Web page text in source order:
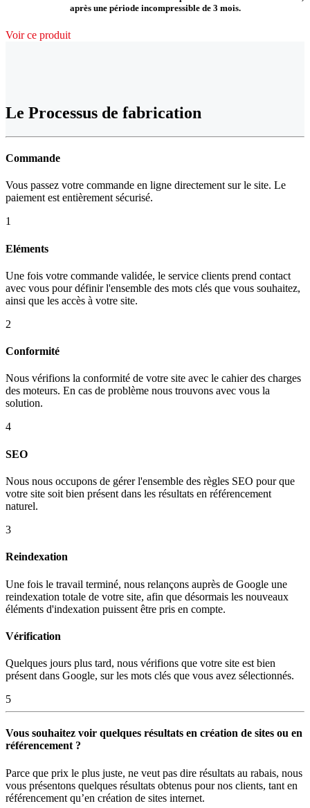
après une période incompressible de 3 mois.
Voir ce produit
Le Processus de fabrication
Commande
Vous passez votre commande en ligne directement sur le site. Le
paiement est entièrement sécurisé.
1
Eléments
Une fois votre commande validée, le service clients prend contact
avec vous pour définir l'ensemble des mots clés que vous souhaitez,
ainsi que les accès à votre site.
2
Conformité
Nous vérifions la conformité de votre site avec le cahier des charges
des moteurs. En cas de problème nous trouvons avec vous la
solution.
4
SEO
Nous nous occupons de gérer l'ensemble des règles SEO pour que
votre site soit bien présent dans les résultats en référencement
naturel.
3
Reindexation
Une fois le travail terminé, nous relançons auprès de Google une
reindexation totale de votre site, afin que désormais les nouveaux
éléments d'indexation puissent être pris en compte.
Vérification
Quelques jours plus tard, nous vérifions que votre site est bien
présent dans Google, sur les mots clés que vous avez sélectionnés.
5
Vous souhaitez voir quelques résultats en création de sites ou en
référencement ?
Parce que prix le plus juste, ne veut pas dire résultats au rabais, nous
vous présentons quelques résultats obtenus pour nos clients, tant en
référencement qu’en création de sites internet.